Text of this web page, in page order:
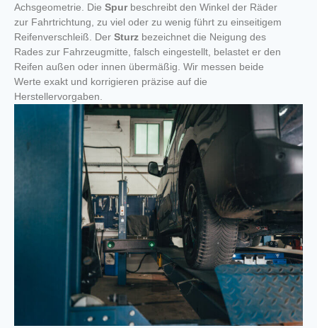
Achsgeometrie. Die Spurbeschreibt den Winkel der Räder
zur Fahrtrichtung, zu viel oder zu wenig führt zu einseitigem
Reifenverschleiß. Der Sturz bezeichnet die Neigung des
Rades zur Fahrzeugmitte, falsch eingestellt, belastet er den
Reifen außen oder innen übermäßig. Wir messen beide
Werte exakt und korrigieren präzise auf die
Herstellervorgaben.